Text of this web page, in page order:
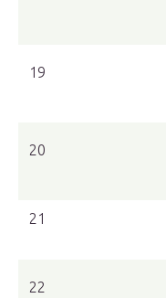
19
20
21
22